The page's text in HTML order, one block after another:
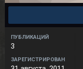
ПУБЛИКАЦИЙ
3
ЗАРЕГИСТРИРОВАН